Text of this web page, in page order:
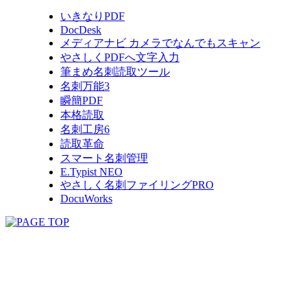
いきなりPDF
DocDesk
メディアナビ カメラでなんでもスキャン
やさしくPDFへ文字入力
筆まめ名刺読取ツール
名刺万能3
瞬簡PDF
本格読取
名刺工房6
読取革命
スマート名刺管理
E.Typist NEO
やさしく名刺ファイリングPRO
DocuWorks